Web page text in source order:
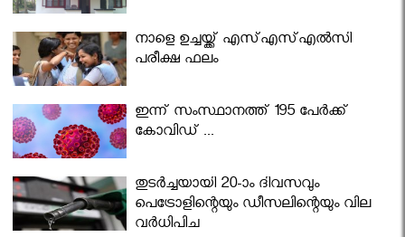
നാളെ ഉച്ചയ്ക്ക് എസ്എസ്എല്‍സി
പരീക്ഷ ഫലം
ഇന്ന് സംസ്ഥാനത്ത് 195 പേര്‍ക്ക്
കോവിഡ് ...
തുടർച്ചയായി 20-ാം ദിവസവും
പെട്രോളിന്റെയും ഡീസലിന്റെയും വില
വര്‍ധിപ്പിച്ചു